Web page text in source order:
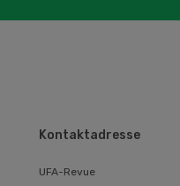
Kontaktadresse
UFA-Revue